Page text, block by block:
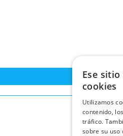
Ese
cookies
Utilizamos
contenido,
tráfico.
sobre su uso